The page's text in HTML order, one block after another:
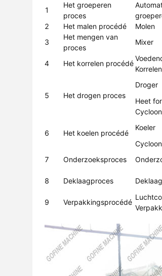
1
Het groeperen
proces
2
Het malen procédé Molen
3
Het mengen van
proces
Mixer
4
Het korrelen procédé
5 Het drogen proces
Droger
Heet
Cycloon
6 Het koelen procédé
Koeler
Cycloon
7
Onderzoeksproces
8
Deklaagproces
9
Verpakkingsprocédé